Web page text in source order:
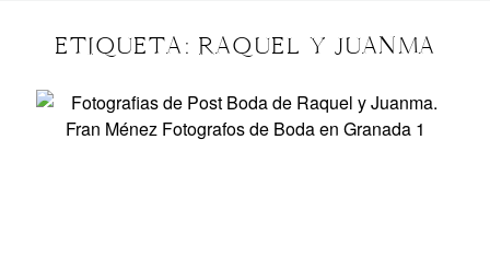
ETIQUETA: RAQUEL Y JUANMA
BODAS
CONTACTO